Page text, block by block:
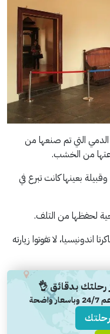
التي تم صنعها من
من الخشب.
بعينها كانت تبرع في
لحفظها من التلف.
لا تفوتوا زيارته
رحلتك بدقائق 👌